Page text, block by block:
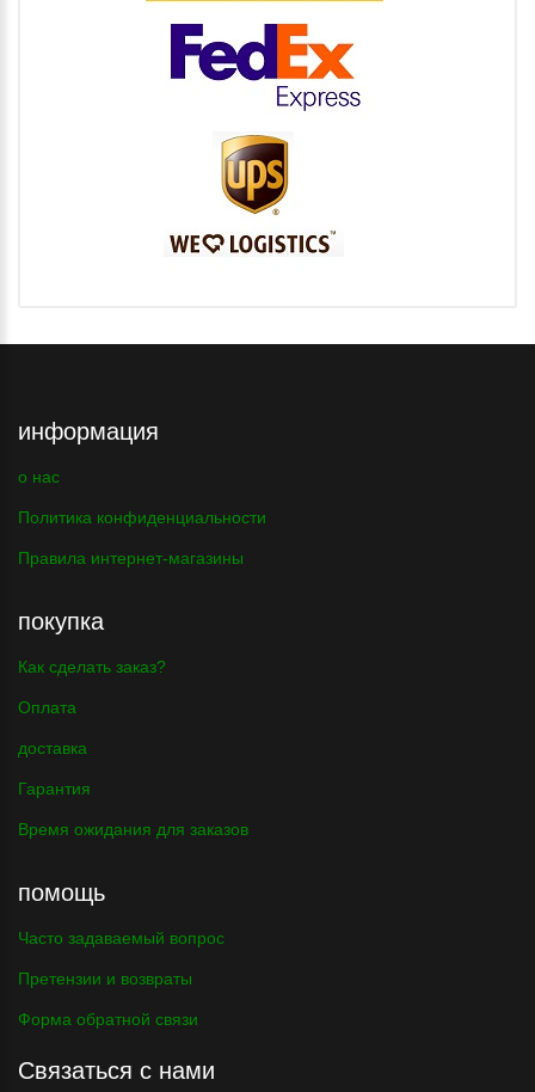
информация
о нас
Политика конфиденциальности
Правила интернет-магазины
покупка
Как сделать заказ?
Оплата
доставка
Гарантия
Время ожидания для заказов
помощь
Часто задаваемый вопрос
Претензии и возвраты
Форма обратной связи
Связаться с нами